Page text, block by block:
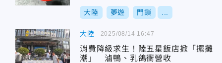
大陸 夢遊 門鎖
大陸
消費降級求生！陸五星飯店掀「擺攤
潮」 滷鴨、乳鴿衝營收
2025/08/14 16:47